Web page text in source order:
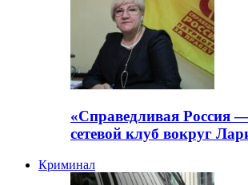
«Справедливая Россия
сетевой клуб вокруг
Криминал